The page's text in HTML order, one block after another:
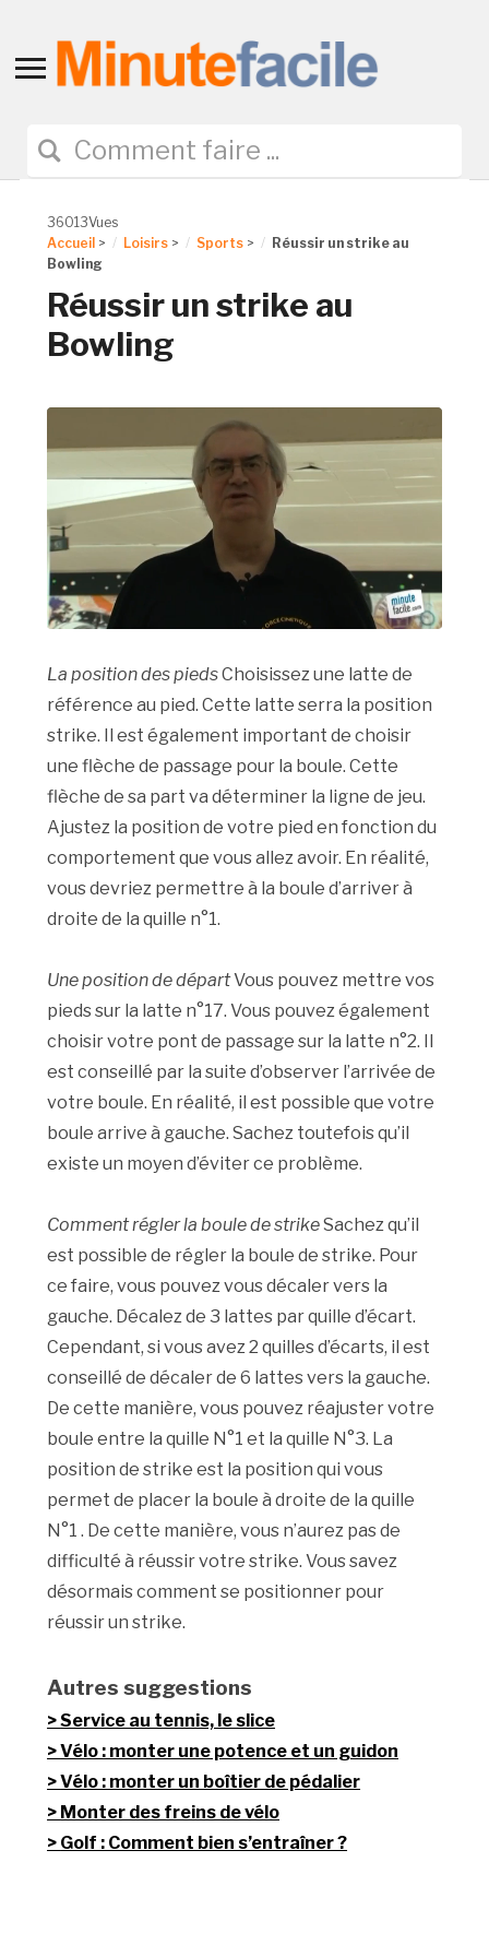
Toggle
navigation
36013Vues
Accueil > Loisirs > Sports >
Réussir un strike au
Bowling
Réussir un strike au
Bowling
La position des piedsChoisissez une latte de
référence au pied. Cette latte serra la position
strike. Il est également important de choisir
une flèche de passage pour la boule. Cette
flèche de sa part va déterminer la ligne de jeu.
Ajustez la position de votre pied en fonction du
comportement que vous allez avoir. En réalité,
vous devriez permettre à la boule d’arriver à
droite de la quille n°1.
Une position de départVous pouvez mettre vos
pieds sur la latte n°17. Vous pouvez également
choisir votre pont de passage sur la latte n°2. Il
est conseillé par la suite d’observer l’arrivée de
votre boule. En réalité, il est possible que votre
boule arrive à gauche. Sachez toutefois qu’il
existe un moyen d’éviter ce problème.
Comment régler la boule de strikeSachez qu’il
est possible de régler la boule de strike. Pour
ce faire, vous pouvez vous décaler vers la
gauche. Décalez de 3 lattes par quille d’écart.
Cependant, si vous avez 2 quilles d’écarts, il est
conseillé de décaler de 6 lattes vers la gauche.
De cette manière, vous pouvez réajuster votre
boule entre la quille N°1 et la quille N°3. La
position de strike est la position qui vous
permet de placer la boule à droite de la quille
N°1 . De cette manière, vous n’aurez pas de
difficulté à réussir votre strike. Vous savez
désormais comment se positionner pour
réussir un strike.
Autres suggestions
Service au tennis, le slice
Vélo : monter une potence et un guidon
Vélo : monter un boîtier de pédalier
Monter des freins de vélo
Golf : Comment bien s’entraîner ?